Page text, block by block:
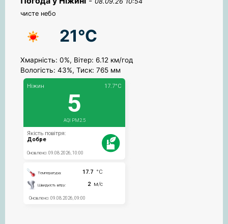
чисте небо
21°C
Хмарність: 0%, Вітер: 6.12 км/год
Вологість: 43%, Тиск: 765 мм